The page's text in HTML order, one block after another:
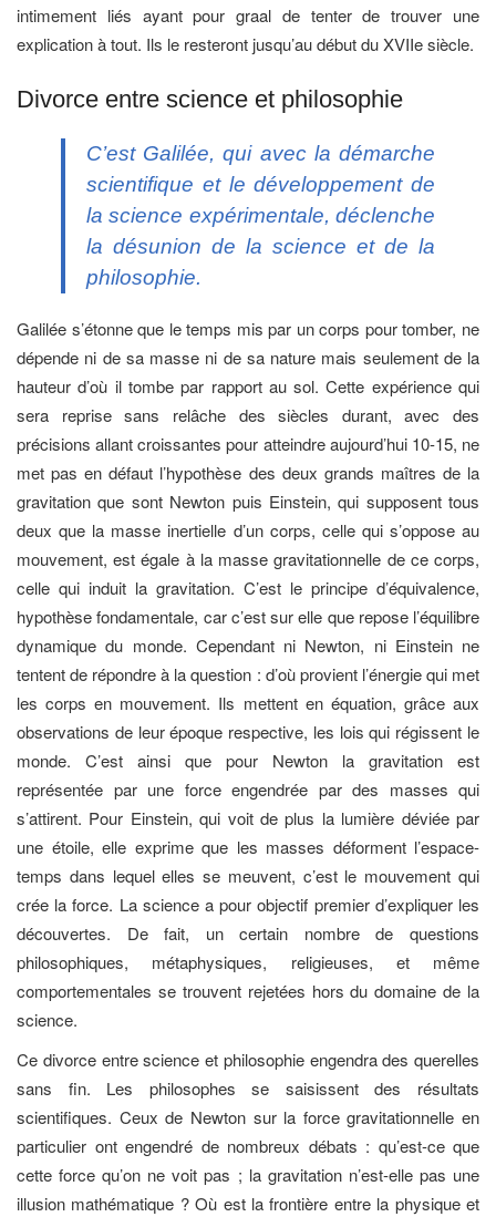
intimement liés ayant pour graal de tenter de trouver une
explication à tout. Ils le resteront jusqu’au début du XVIIe siècle.
Divorce entre science et philosophie
C’est Galilée, qui avec la démarche
scientifique et le développement de
la science expérimentale, déclenche
la désunion de la science et de la
philosophie.
Galilée s’étonne que le temps mis par un corps pour tomber, ne
dépende ni de sa masse ni de sa nature mais seulement de la
hauteur d’où il tombe par rapport au sol. Cette expérience qui
sera reprise sans relâche des siècles durant, avec des
précisions allant croissantes pour atteindre aujourd’hui 10-15, ne
met pas en défaut l’hypothèse des deux grands maîtres de la
gravitation que sont Newton puis Einstein, qui supposent tous
deux que la masse inertielle d’un corps, celle qui s’oppose au
mouvement, est égale à la masse gravitationnelle de ce corps,
celle qui induit la gravitation. C’est le principe d’équivalence,
hypothèse fondamentale, car c’est sur elle que repose l’équilibre
dynamique du monde. Cependant ni Newton, ni Einstein ne
tentent de répondre à la question : d’où provient l’énergie qui met
les corps en mouvement. Ils mettent en équation, grâce aux
observations de leur époque respective, les lois qui régissent le
monde. C’est ainsi que pour Newton la gravitation est
représentée par une force engendrée par des masses qui
s’attirent. Pour Einstein, qui voit de plus la lumière déviée par
une étoile, elle exprime que les masses déforment l’espace-
temps dans lequel elles se meuvent, c’est le mouvement qui
crée la force. La science a pour objectif premier d’expliquer les
découvertes. De fait, un certain nombre de questions
philosophiques, métaphysiques, religieuses, et même
comportementales se trouvent rejetées hors du domaine de la
science.
Ce divorce entre science et philosophie engendra des querelles
sans fin. Les philosophes se saisissent des résultats
scientifiques. Ceux de Newton sur la force gravitationnelle en
particulier ont engendré de nombreux débats : qu’est-ce que
cette force qu’on ne voit pas ; la gravitation n’est-elle pas une
illusion mathématique ? Où est la frontière entre la physique et